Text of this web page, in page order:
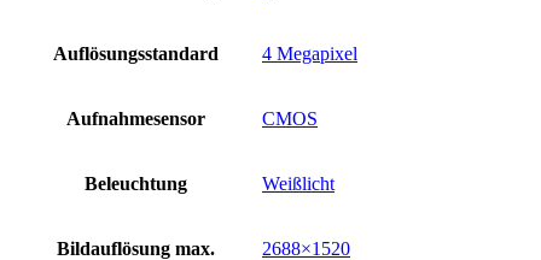
Auflösungsstandard 4 Megapixel
Aufnahmesensor CMOS
Beleuchtung Weißlicht
Bildauflösung max. 2688×1520